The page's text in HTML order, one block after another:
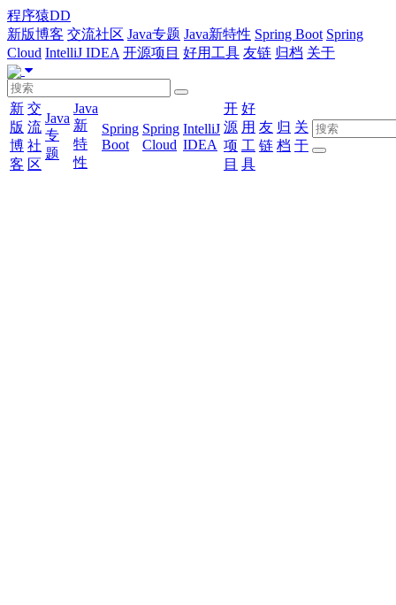
程序猿DD
新版博客 交流社区 Java专题 Java新特性 Spring Boot Spring
Cloud IntelliJ IDEA 开源项目 好用工具 友链 归档 关于
新
版
博
客
交
流
社
区
Java
专
题
Java
新
特
性
Spring
Boot
Spring
Cloud
IntelliJ
IDEA
开
源
项
目
好
用
工
具
友
链
归
档
关
于